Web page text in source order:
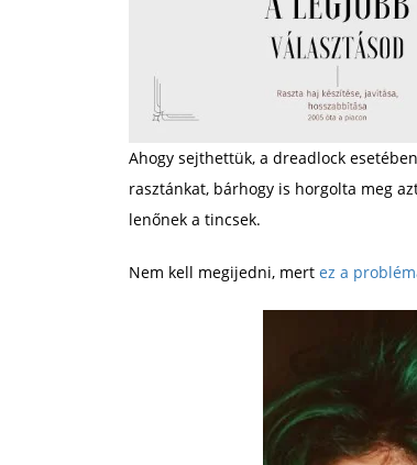
Ahogy sejthettük, a dreadlock
rasztánkat, bárhogy is horgolta meg
lenőnek a tincsek.
Nem kell megijedni, mert ez a